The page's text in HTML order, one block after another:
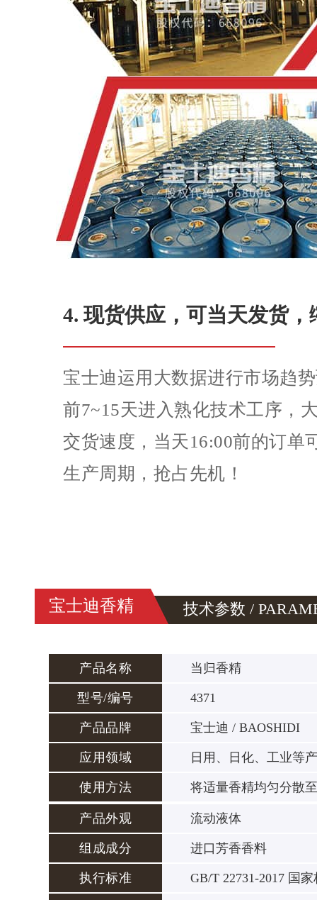
4. 现货供应，可当天发货
宝士迪运用大数据进行市场趋
前7~15天进入熟化技术工序，
交货速度，当天16:00前的订单
生产周期，抢占先机！
宝士迪香精 技术参数 /
产品名称 当归香精
型号/编号 4371
产品品牌 宝士迪 / BAOSHIDI
应用领域 日用、日化、工业等
使用方法 将适量香精均匀分散
产品外观 流动液体
组成成分 进口芳香香料
执行标准 GB/T 22731-2017 国